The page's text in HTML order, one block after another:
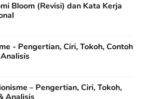
Bloom (Revisi) dan Kata Kerja
- Pengertian, Ciri, Tokoh, Contoh
– Pengertian, Ciri, Tokoh,